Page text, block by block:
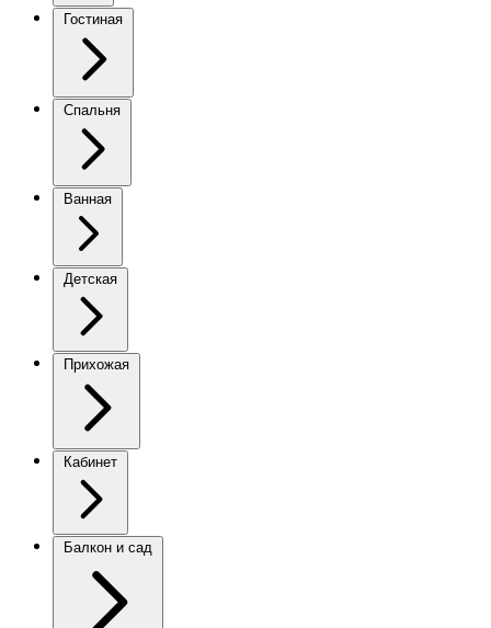
Гостиная
Спальня
Ванная
Детская
Прихожая
Кабинет
Балкон и сад